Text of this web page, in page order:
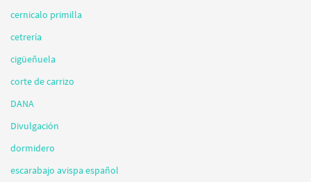
cernicalo primilla
cetrería
cigüeñuela
corte de carrizo
DANA
Divulgación
dormidero
escarabajo avispa español